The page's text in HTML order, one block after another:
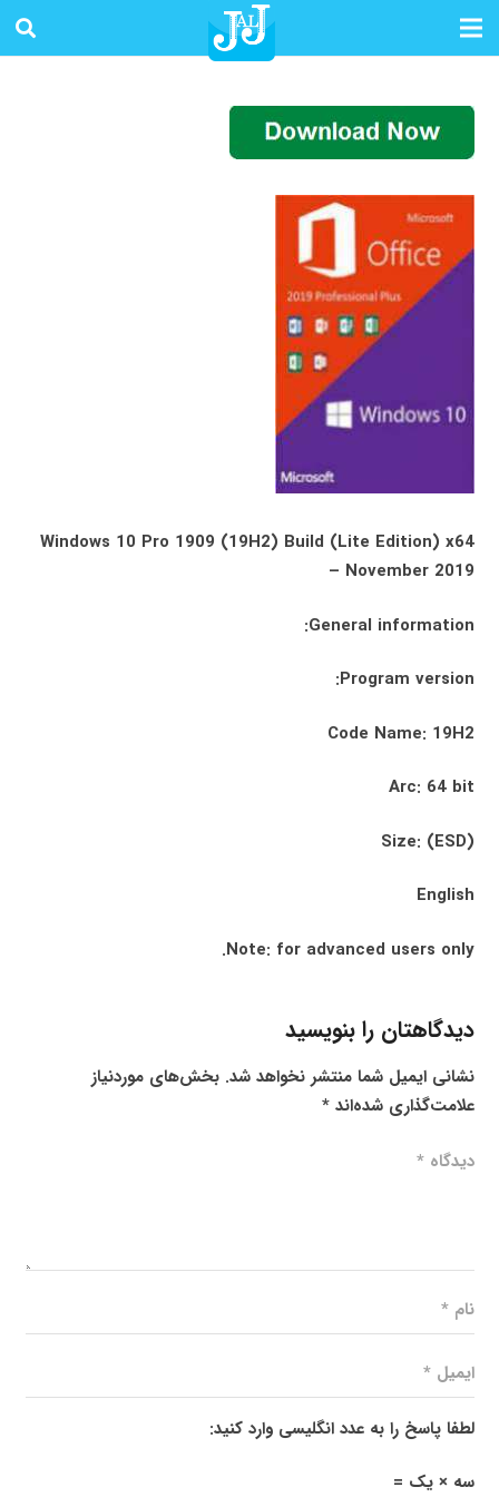
Windows 10 Pro 1909 (19H2) Build (Lite Edition) x64
– November 2019
General information:
Program version:
Code Name: 19H2
Arc: 64 bit
Size: (ESD)
English
Note: for advanced users only.
دیدگاهتان را بنویسید
نشانی ایمیل شما منتشر نخواهد شد. بخش‌های موردنیاز
علامت‌گذاری شده‌اند*
لطفا پاسخ را به عدد انگلیسی وارد کنید:
سه × یک =